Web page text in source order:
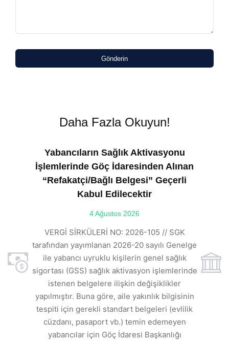
Gönderin
Daha Fazla Okuyun!
Yabancıların Sağlık Aktivasyonu
İşlemlerinde Göç İdaresinden Alınan
“Refakatçi/Bağlı Belgesi” Geçerli
Kabul Edilecektir
4 Ağustos 2026
VERGİ SİRKÜLERİ NO: 2026-105 // SGK
tarafından yayımlanan 2026-20 sayılı Genelge
ile yabancı uyruklu kişilerin genel sağlık
sigortası (GSS) sağlık aktivasyon işlemlerinde
istenen belgelere ilişkin değişiklikler
yapılmıştır. Buna göre, aile yakınlık bilgisinin
tespiti için gerekli standart belgeleri (evlilik
cüzdanı, pasaport vb.) temin edemeyen
yabancılar için Göç İdaresi Başkanlığı